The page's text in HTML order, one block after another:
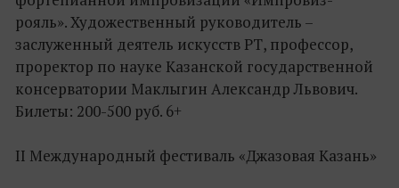
рояль». Художественный руководитель –
заслуженный деятель искусств РТ, профессор,
проректор по науке Казанской государственной
консерватории Маклыгин Александр Львович.
Билеты: 200-500 руб. 6+
II Международный фестиваль «Джазовая Казань»